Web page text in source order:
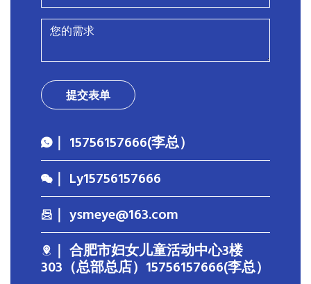
提交表单
｜ 15756157666(李总）
｜ Ly15756157666
｜ ysmeye@163.com
｜ 合肥市妇女儿童活动中心3楼
303（总部总店）15756157666(李总）